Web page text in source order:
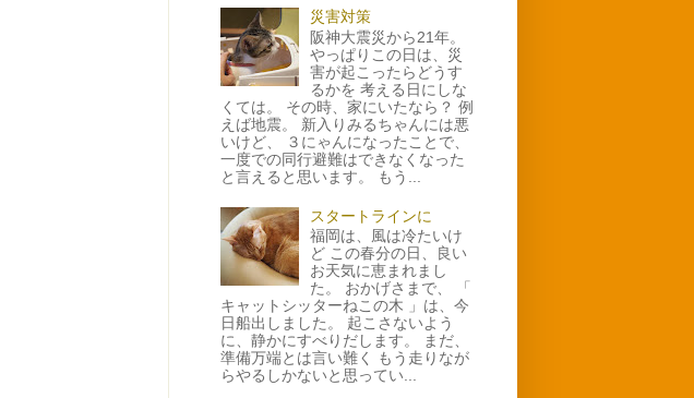
災害対策
阪神大震災から21年。
やっぱりこの日は、災
害が起こったらどうす
るかを 考える日にしな
くては。 その時、家にいたなら？ 例
えば地震。 新入りみるちゃんには悪
いけど、 ３にゃんになったことで、
一度での同行避難はできなくなった
と言えると思います。 もう...
スタートラインに
福岡は、風は冷たいけ
ど この春分の日、良い
お天気に恵まれまし
た。 おかげさまで、 「
キャットシッターねこの木 」は、今
日船出しました。 起こさないよう
に、静かにすべりだします。 まだ、
準備万端とは言い難く もう走りなが
らやるしかないと思ってい...